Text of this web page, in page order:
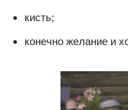
кисть;
конечно желание и